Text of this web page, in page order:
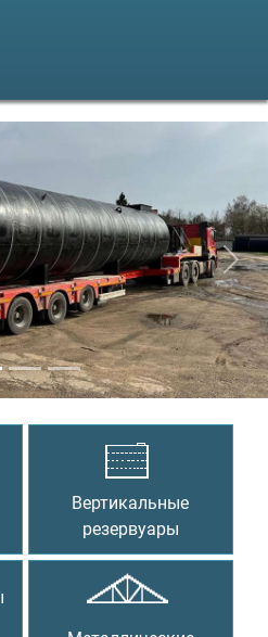
Вертикальные
резервуары